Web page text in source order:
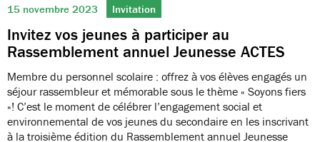
15 novembre 2023 Invitation
Invitez vos jeunes à participer au
Rassemblement annuel Jeunesse ACTES
Membre du personnel scolaire : offrez à vos élèves engagés un
séjour rassembleur et mémorable sous le thème « Soyons fiers
»! C’est le moment de célébrer l’engagement social et
environnemental de vos jeunes du secondaire en les inscrivant
à la troisième édition du Rassemblement annuel Jeunesse